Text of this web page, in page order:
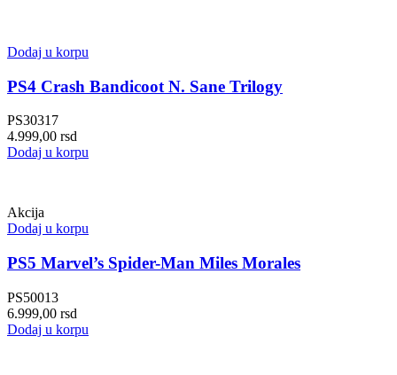
Dodaj u korpu
PS4 Crash Bandicoot N. Sane Trilogy
PS30317
4.999,00 rsd
Dodaj u korpu
Akcija
Dodaj u korpu
PS5 Marvel’s Spider-Man Miles Morales
PS50013
6.999,00 rsd
Dodaj u korpu